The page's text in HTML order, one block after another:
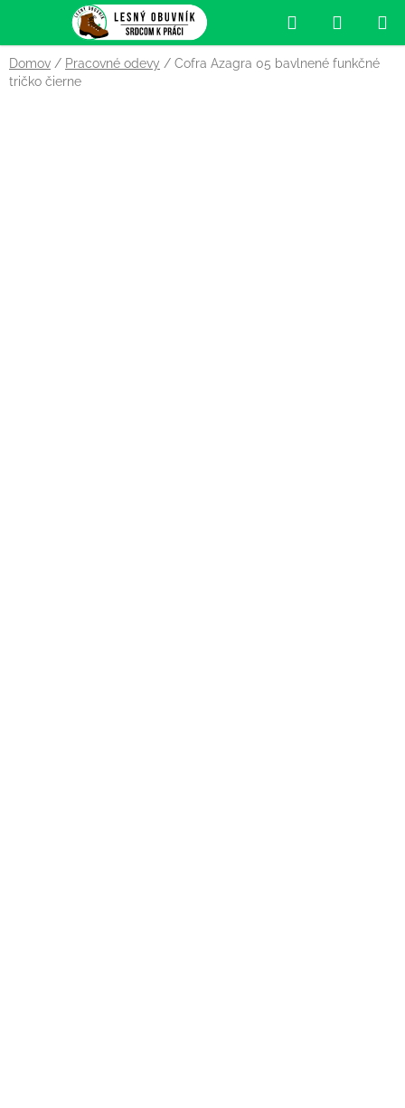
obsah
Hľadať
KOŠÍK
Domov / Pracovné odevy / Cofra Azagra 05 bavlnené funkčné
tričko čierne